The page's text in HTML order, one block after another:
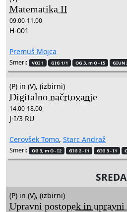
Matematika II
09.00-11.00
H-001
Premuš Mojca
Smeri: VOI 1 GIG 1/1 OG 3, m O - I5 GIUN
(P) in (V), (izbirni)
Digitalno načrtovanje
14.00-18.00
J-I/3 RU
Cerovšek Tomo, Starc Andraž
Smeri: OG 3, m O - I2 GIG 2 - I1 GIG 3 - I1
SREDA
(P) in (V), (izbirni)
Upravni postopek in upravni